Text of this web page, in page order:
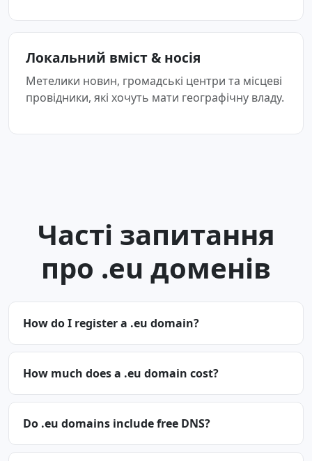
Локальний вміст & носія
Метелики новин, громадські центри та місцеві
провідники, які хочуть мати географічну владу.
Часті запитання
про .eu доменів
How do I register a .eu domain?
How much does a .eu domain cost?
Do .eu domains include free DNS?